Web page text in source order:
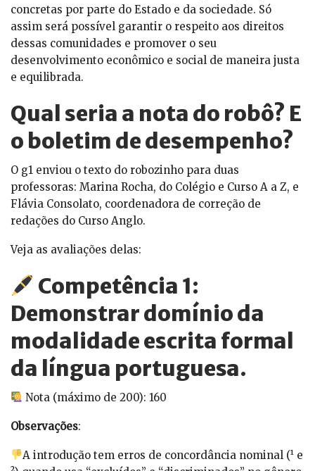
concretas por parte do Estado e da sociedade. Só
assim será possível garantir o respeito aos direitos
dessas comunidades e promover o seu
desenvolvimento econômico e social de maneira justa
e equilibrada.
Qual seria a nota do robô? E
o boletim de desempenho?
O g1 enviou o texto do robozinho para duas
professoras: Marina Rocha, do Colégio e Curso A a Z, e
Flávia Consolato, coordenadora de correção de
redações do Curso Anglo.
Veja as avaliações delas:
Competência 1:
Demonstrar domínio da
modalidade escrita formal
da língua portuguesa.
Nota (máximo de 200): 160
Observações:
A introdução tem erros de concordância nominal (¹ e